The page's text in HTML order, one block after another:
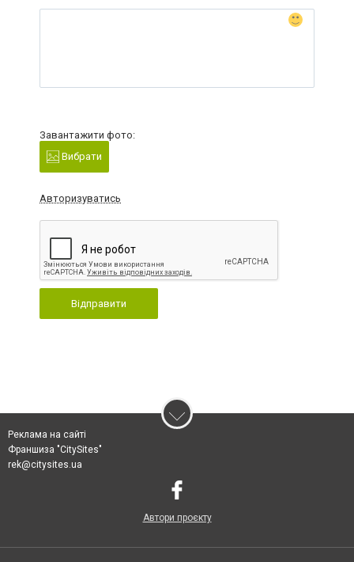
Завантажити фото:
Вибрати
Авторизуватись
Відправити
Реклама на сайті
Франшиза "CitySites"
rek@citysites.ua
Автори проєкту